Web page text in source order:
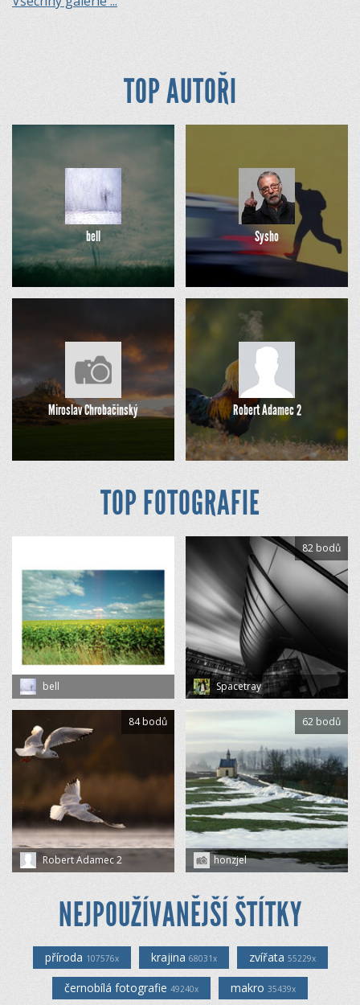
TOP AUTOŘI
bell Sysho
Miroslav Chrobačinský Robert Adamec 2
TOP FOTOGRAFIE
bell Spacetray
82 bodů
Robert Adamec 2
84 bodů
honzjel
62 bodů
NEJPOUŽÍVANĚJŠÍ ŠTÍTKY
příroda 107576x krajina 68031x zvířata 55229x
černobílá fotografie 49240x makro 35439x